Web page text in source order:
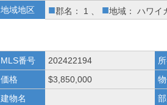
地域地区
■郡名： 1 、 ■地域： ハワイ
MLS番号 202422194
価格
$3,850,000
建物名